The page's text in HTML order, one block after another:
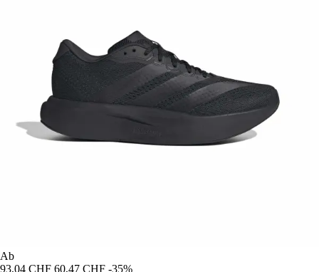
Ab
93,04 CHF 60,47 CHF -35%